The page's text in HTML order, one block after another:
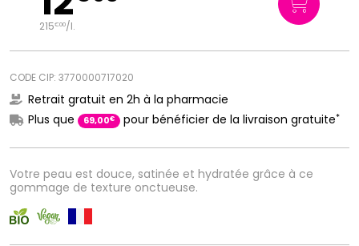
Votre peau est douce, satinée et hydratée grâce à ce
gommage de texture onctueuse.
215€00/l.
CODE CIP: 3770000717020
Retrait gratuit en 2h à la pharmacie
Plus que
69,00€ pour bénéficier de la livraison gratuite*